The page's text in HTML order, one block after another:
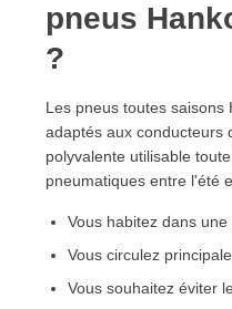
pneus
?
Les pneus toutes saisons
adaptés aux conducteurs
polyvalente utilisable
pneumatiques entre l'été
Vous habitez dans
Vous circulez
Vous souhaitez éviter